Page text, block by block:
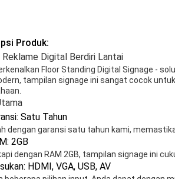
Produk:
Reklame Digital Berdiri Lantai
Floor Standing Digital Signage -
tampilan signage ini sangat cocok
Satu Tahun
dengan garansi satu tahun kami,
2GB
dengan RAM 2GB, tampilan signage ini
HDMI, VGA, USB, AV